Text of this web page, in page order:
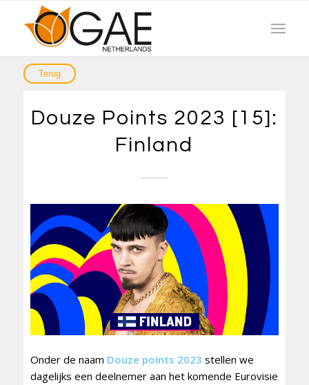
Douze Points 2023 [15]:
Finland
Onder de naam Douze points 2023 stellen we
dagelijks een deelnemer aan het komende Eurovisie